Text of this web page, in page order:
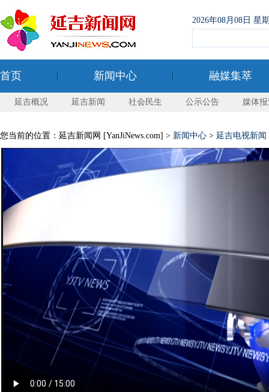
2026年08月08日 星
首页 新闻中心 融媒集萃
延吉概况 延吉新闻 社会民生 公示公告 媒体
您当前的位置：延吉新闻网 [YanJiNews.com] > 新闻中心 > 延吉电视新闻